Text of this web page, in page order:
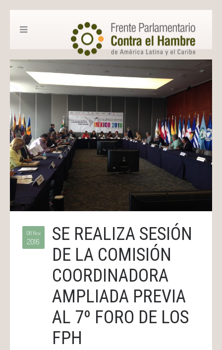
08 Nov
2016
SE REALIZA SESIÓN
DE LA COMISIÓN
COORDINADORA
AMPLIADA PREVIA
AL 7º FORO DE LOS
FPH